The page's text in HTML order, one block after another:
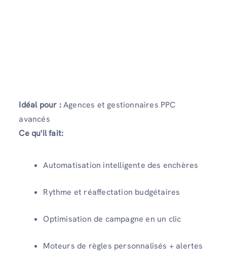
Idéal pour :Agences et gestionnaires PPC
avancés
Ce qu'il fait:
Automatisation intelligente des enchères
Rythme et réaffectation budgétaires
Optimisation de campagne en un clic
Moteurs de règles personnalisés + alertes